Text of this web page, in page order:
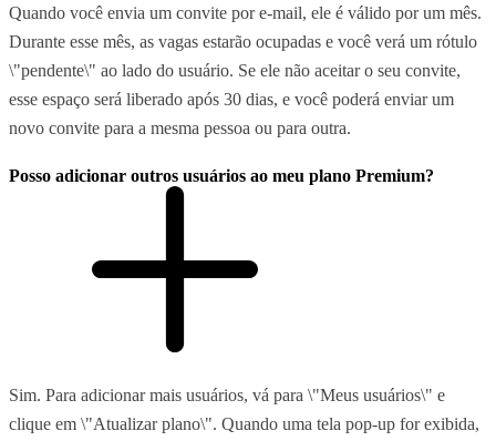
Quando você envia um convite por e-mail, ele é válido por um mês.
Durante esse mês, as vagas estarão ocupadas e você verá um rótulo
\"pendente\" ao lado do usuário. Se ele não aceitar o seu convite,
esse espaço será liberado após 30 dias, e você poderá enviar um
novo convite para a mesma pessoa ou para outra.
Posso adicionar outros usuários ao meu plano Premium?
Sim. Para adicionar mais usuários, vá para \"Meus usuários\" e
clique em \"Atualizar plano\". Quando uma tela pop-up for exibida,